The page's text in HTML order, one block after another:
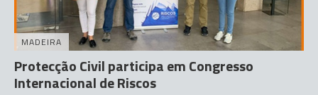
MADEIRA
Protecção Civil participa em Congresso
Internacional de Riscos